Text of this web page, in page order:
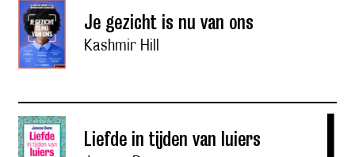
Je gezicht is nu van ons
Kashmir Hill
Liefde in tijden van luiers